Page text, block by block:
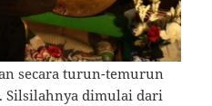
secara turun-temurun
Silsilahnya dimulai dari